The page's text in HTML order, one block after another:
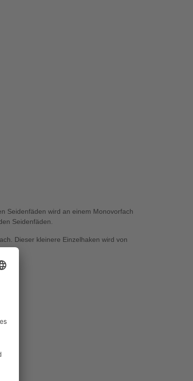
Seidenfäden wird an einem Monovorfach
Seidenfäden.
Dieser kleinere Einzelhaken wird von